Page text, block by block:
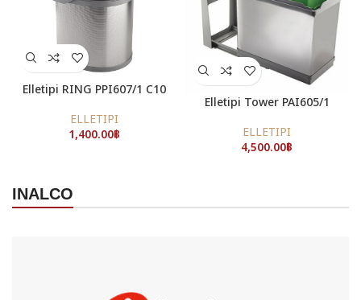
Elletipi RING PPI607/1 C10
ELLETIPI
1,400.00฿
Elletipi Tower PAI605/1
ELLETIPI
4,500.00฿
INALCO